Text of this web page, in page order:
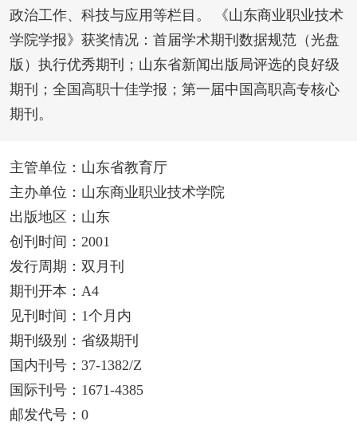
政治工作、科技与应用等栏目。 《山东商业职业技术
学院学报》获奖情况：首届学术期刊数据规范（光盘
版）执行优秀期刊；山东省新闻出版局评选的良好级
期刊；全国高职十佳学报；第一届中国高职高专核心
期刊。
主管单位：山东省教育厅
主办单位：山东商业职业技术学院
出版地区：山东
创刊时间：2001
发行周期：双月刊
期刊开本：A4
见刊时间：1个月内
期刊级别：省级期刊
国内刊号：37-1382/Z
国际刊号：1671-4385
邮发代号：0